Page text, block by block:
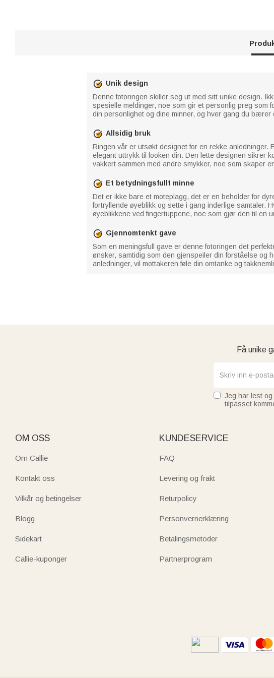
Unik design
Denne fotoringen skiller seg ut med sitt unike design.
spesielle meldinger, noe som gir et personlig preg som
din personlighet og dine minner, og hver gang du
Allsidig bruk
Ringen vår er utsøkt designet for en rekke anledninger.
elegant uttrykk til looken din. Den lette designen sikrer
vakkert sammen med andre smykker, noe som skaper
Et betydningsfullt minne
Det er ikke bare et moteplagg, det er en beholder for
fortryllende øyeblikk og sette i gang inderlige samtaler.
øyeblikkene ved fingertuppene, noe som gjør den til en
Gjennomtenkt gave
Som en meningsfull gave er denne fotoringen det
ønsker, samtidig som den gjenspeiler din forståelse og
anledninger, vil mottakeren føle din omtanke og
Få unike
Jeg har lest
tilpasset
OM OSS
Om Callie
Kontakt oss
Vilkår og betingelser
Blogg
Sidekart
Callie-kuponger
KUNDESERVICE
FAQ
Levering og frakt
Returpolicy
Personvernerklæring
Betalingsmetoder
Partnerprogram